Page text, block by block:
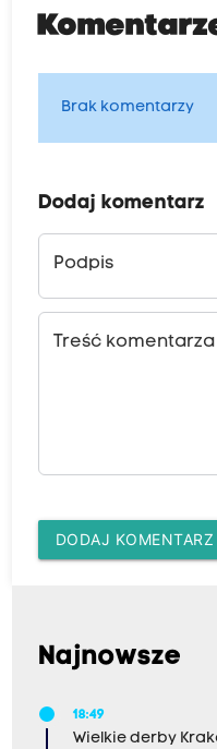
Brak komentarzy
Dodaj komentarz
Podpis
Treść komentarza
DODAJ KOMENTARZ
Najnowsze
18:49
Wielkie derby